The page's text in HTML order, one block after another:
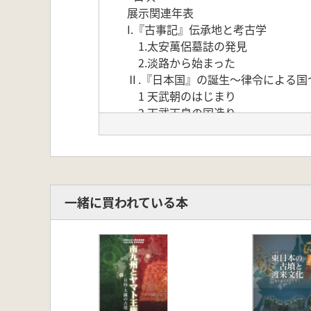
展示関連年表
I.『古事記』伝承地と考古学
1.太安萬侶墓誌の発見
2.淡路から始まった
Ⅱ.『日本国』の誕生～律令による国
1 天武朝のはじまり
2 天武天皇の国造り
1 律令国家と蝦夷
3 律令国家と海外諸国
Ⅳ.太安高侶と同時代の人々
コラム「いろいろな墓誌J
2 長屋王邸
3 太安高侶の宅地
<考察>
一緒に買われている本